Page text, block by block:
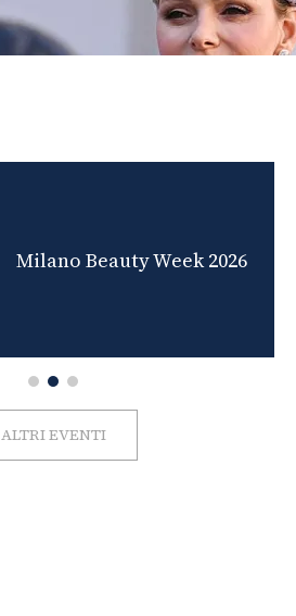
Milano Beauty Week 2026
ALTRI EVENTI